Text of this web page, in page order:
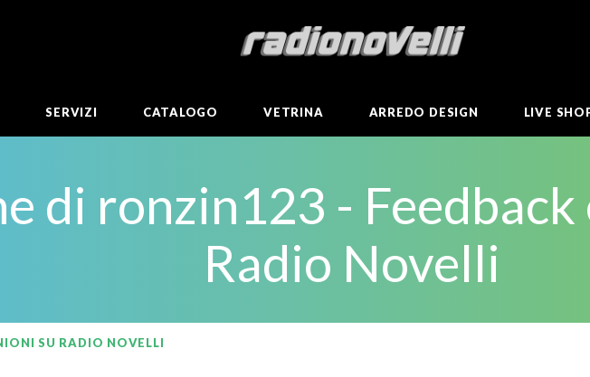
SERVIZI CATALOGO VETRINA ARREDO DESIGN LIVE
di ronzin123 - Feedback
Radio Novelli
SU RADIO NOVELLI